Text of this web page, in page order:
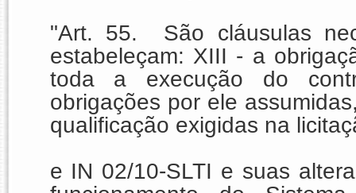
"Art. 55. São cláusulas
estabeleçam: XIII - a
toda a execução do
obrigações por ele
qualificação exigidas na
e IN 02/10-SLTI e suas